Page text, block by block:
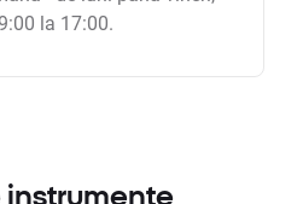
la 17:00.
instrumente